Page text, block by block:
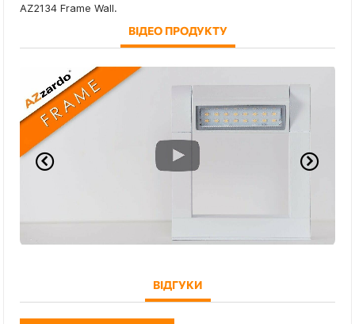
AZ2134 Frame Wall.
ВІДЕО ПРОДУКТУ
ВІДГУКИ